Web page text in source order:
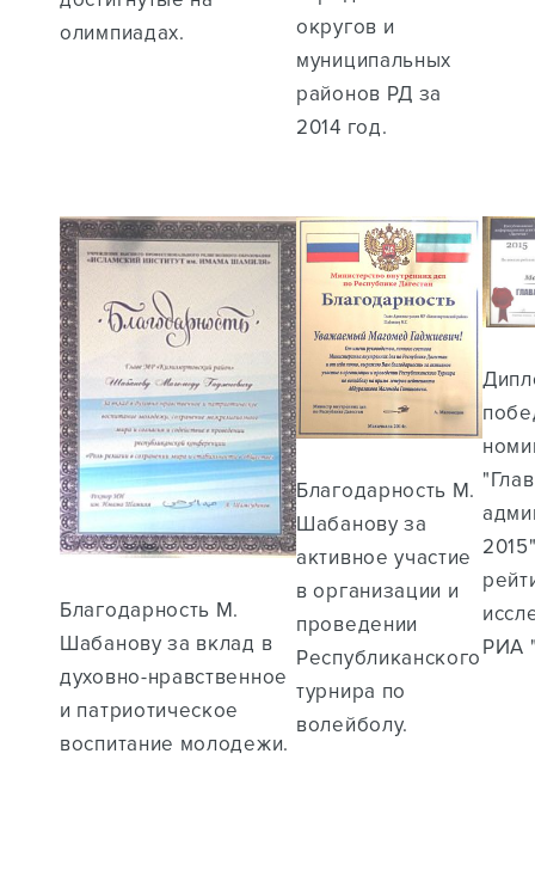
олимпиадах.
округов и
муниципальных
районов РД за
2014 год.
Благодарность М.
Шабанову за вклад в
духовно-нравственное
и патриотическое
воспитание молодежи.
Благодарность М.
Шабанову за
активное участие
в организации и
проведении
Республиканского
турнира по
волейболу.
РИА